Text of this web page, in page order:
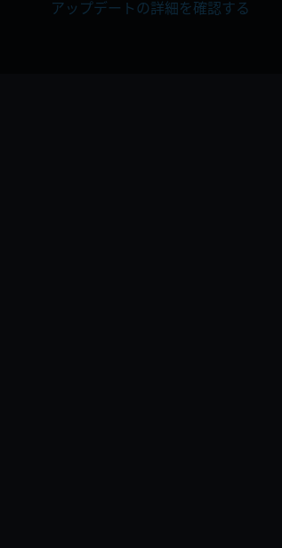
アップデートの詳細を確認する